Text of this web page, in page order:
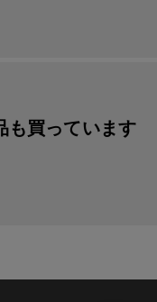
も買っています